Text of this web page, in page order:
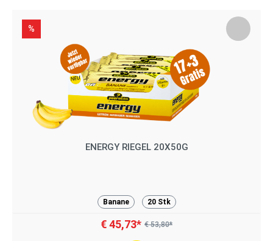
%
ENERGY RIEGEL 20X50G
Banane 20 Stk
€ 45,73* € 53,80*